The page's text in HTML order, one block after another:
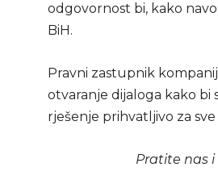
odgovornost bi, kako
BiH.
Pravni zastupnik
otvaranje dijaloga kako bi
rješenje prihvatljivo za sve
Pratite nas i